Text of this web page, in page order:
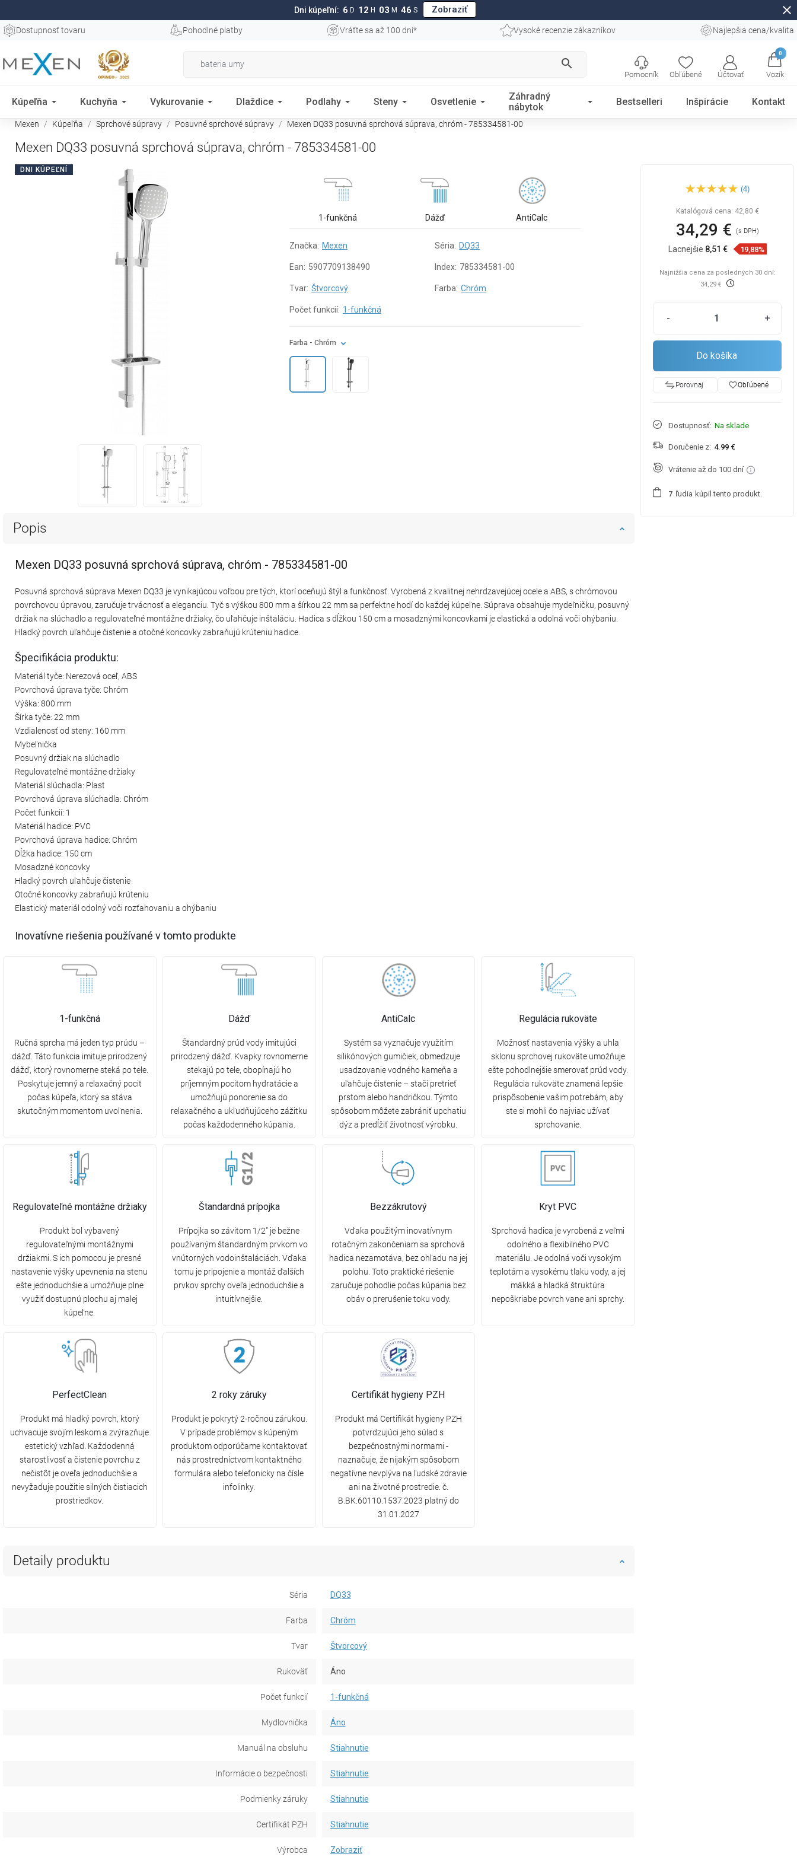
Dni kúpeľní: 6 D 12 H 03 M 45 S Zobraziť close
Dostupnosť tovaru Pohodlné platby Vráťte sa až 100 dní* Vysoké recenzie zákazníkov Najlepšia cena/kvalita
search
Obľúbené Účtovať
0
Vozík
Pomocník
Kúpeľňa Kuchyňa Vykurovanie Dlaždice Podlahy Steny Osvetlenie
Záhradný
nábytok
Bestselleri Inšpirácie Kontakt
Mexen Kúpeľňa Sprchové súpravy Posuvné sprchové súpravy Mexen DQ33 posuvná sprchová súprava, chróm - 785334581-00
Mexen DQ33 posuvná sprchová súprava, chróm - 785334581-00
DNI KÚPEĽNÍ
1-funkčná Dážď AntiCalc
Značka: Mexen Séria: DQ33
Ean: 5907709138490 Index: 785334581-00
Tvar: Štvorcový Farba: Chróm
Počet funkcií: 1-funkčná
Farba - Chróm
Popis
Mexen DQ33 posuvná sprchová súprava, chróm - 785334581-00
Posuvná sprchová súprava Mexen DQ33 je vynikajúcou voľbou pre tých, ktorí oceňujú štýl a funkčnosť. Vyrobená z kvalitnej nehrdzavejúcej ocele a ABS, s chrómovou
povrchovou úpravou, zaručuje trvácnosť a eleganciu. Tyč s výškou 800 mm a šírkou 22 mm sa perfektne hodí do každej kúpeľne. Súprava obsahuje mydeľničku, posuvný
držiak na slúchadlo a regulovateľné montážne držiaky, čo uľahčuje inštaláciu. Hadica s dĺžkou 150 cm a mosadznými koncovkami je elastická a odolná voči ohýbaniu.
Hladký povrch uľahčuje čistenie a otočné koncovky zabraňujú krúteniu hadice.
Špecifikácia produktu:
Materiál tyče: Nerezová oceľ, ABS
Povrchová úprava tyče: Chróm
Výška: 800 mm
Šírka tyče: 22 mm
Vzdialenosť od steny: 160 mm
Mybeľnička
Posuvný držiak na slúchadlo
Regulovateľné montážne držiaky
Materiál slúchadla: Plast
Povrchová úprava slúchadla: Chróm
Počet funkcií: 1
Materiál hadice: PVC
Povrchová úprava hadice: Chróm
Dĺžka hadice: 150 cm
Mosadzné koncovky
Hladký povrch uľahčuje čistenie
Otočné koncovky zabraňujú krúteniu
Elastický materiál odolný voči rozťahovaniu a ohýbaniu
Inovatívne riešenia používané v tomto produkte
1-funkčná
Ručná sprcha má jeden typ prúdu –
dážď. Táto funkcia imituje prirodzený
dážď, ktorý rovnomerne steká po tele.
Poskytuje jemný a relaxačný pocit
počas kúpeľa, ktorý sa stáva
skutočným momentom uvoľnenia.
Dážď
Štandardný prúd vody imitujúci
prirodzený dážď. Kvapky rovnomerne
stekajú po tele, obopínajú ho
príjemným pocitom hydratácie a
umožňujú ponorenie sa do
relaxačného a ukľudňujúceho zážitku
počas každodenného kúpania.
AntiCalc
Systém sa vyznačuje využitím
silikónových gumičiek, obmedzuje
usadzovanie vodného kameňa a
uľahčuje čistenie – stačí pretrieť
prstom alebo handričkou. Týmto
spôsobom môžete zabrániť upchatiu
dýz a predĺžiť životnosť výrobku.
Regulácia rukoväte
Možnosť nastavenia výšky a uhla
sklonu sprchovej rukoväte umožňuje
ešte pohodlnejšie smerovať prúd vody.
Regulácia rukoväte znamená lepšie
prispôsobenie vašim potrebám, aby
ste si mohli čo najviac užívať
sprchovanie.
Regulovateľné montážne držiaky
Produkt bol vybavený
regulovateľnými montážnymi
držiakmi. S ich pomocou je presné
nastavenie výšky upevnenia na stenu
ešte jednoduchšie a umožňuje plne
využiť dostupnú plochu aj malej
kúpeľne.
Štandardná prípojka
Prípojka so závitom 1/2" je bežne
používaným štandardným prvkom vo
vnútorných vodoinštaláciách. Vďaka
tomu je pripojenie a montáž ďalších
prvkov sprchy oveľa jednoduchšie a
intuitívnejšie.
Bezzákrutový
Vďaka použitým inovatívnym
rotačným zakončeniam sa sprchová
hadica nezamotáva, bez ohľadu na jej
polohu. Toto praktické riešenie
zaručuje pohodlie počas kúpania bez
obáv o prerušenie toku vody.
Kryt PVC
Sprchová hadica je vyrobená z veľmi
odolného a flexibilného PVC
materiálu. Je odolná voči vysokým
teplotám a vysokému tlaku vody, a jej
mäkká a hladká štruktúra
nepoškriabe povrch vane ani sprchy.
PerfectClean
Produkt má hladký povrch, ktorý
uchvacuje svojím leskom a zvýrazňuje
estetický vzhľad. Každodenná
starostlivosť a čistenie povrchu z
nečistôt je oveľa jednoduchšie a
nevyžaduje použitie silných čistiacich
prostriedkov.
2 roky záruky
Produkt je pokrytý 2-ročnou zárukou.
V prípade problémov s kúpeným
produktom odporúčame kontaktovať
nás prostredníctvom kontaktného
formulára alebo telefonicky na čísle
infolinky.
Certifikát hygieny PZH
Produkt má Certifikát hygieny PZH
potvrdzujúci jeho súlad s
bezpečnostnými normami -
naznačuje, že nijakým spôsobom
negatívne nevplýva na ľudské zdravie
ani na životné prostredie. č.
B.BK.60110.1537.2023 platný do
31.01.2027
Detaily produktu
Séria DQ33
Farba Chróm
Tvar Štvorcový
Rukoväť Áno
Počet funkcií 1-funkčná
Mydlovnička Áno
Manuál na obsluhu Stiahnutie
Informácie o bezpečnosti Stiahnutie
Podmienky záruky Stiahnutie
Certifikát PZH Stiahnutie
Výrobca Zobraziť
sprchová súprava, chróm -
(4)
Katalógová cena: 42,80 €
34,29 € (s DPH)
Lacnejšie 8,51 € 19,88%
Najnižšia cena za posledných 30 dní:
34,29 €
- +
Do košíka
Porovnaj favorite_borderObľúbené
Dostupnosť: Na sklade
Doručenie z: 4.99 €
Vrátenie až do 100 dní
7 ľudia kúpil tento produkt.